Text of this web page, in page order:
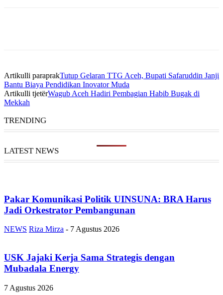
Artikulli paraprakTutup Gelaran TTG Aceh, Bupati Safaruddin Janji
Bantu Biaya Pendidikan Inovator Muda
Artikulli tjetërWagub Aceh Hadiri Pembagian Habib Bugak di
Mekkah
TRENDING
LATEST NEWS
Pakar Komunikasi Politik UINSUNA: BRA Harus
Jadi Orkestrator Pembangunan
NEWS Riza Mirza - 7 Agustus 2026
USK Jajaki Kerja Sama Strategis dengan
Mubadala Energy
7 Agustus 2026